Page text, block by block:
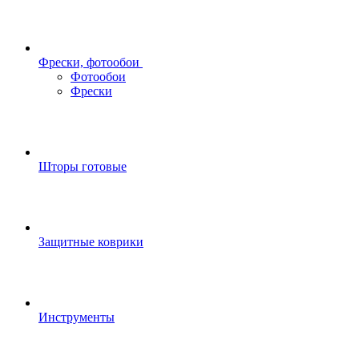
Фрески, фотообои
Фотообои
Фрески
Шторы готовые
Защитные коврики
Инструменты